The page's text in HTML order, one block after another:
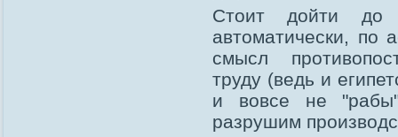
Стоит дойти до
автоматически, по
смысл
труду (ведь и
и вовсе не
разрушим